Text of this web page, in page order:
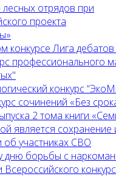
отрядов при
проекта
конкурсе Лига
профессионального
конкурс
сочинений «Без
2 тома книги
является сохранение
об участниках СВО
дню борьбы с